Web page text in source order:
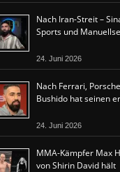
Nach Iran-Streit –
Sports und
24. Juni 2026
Nach Ferrari,
Bushido hat seinen
24. Juni 2026
MMA-Kämpfer Max
von Shirin David hält